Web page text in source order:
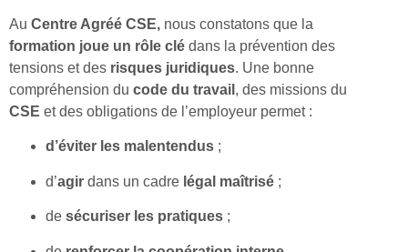
Au Centre Agréé CSE, nous constatons que la
formation joue un rôle clé dans la prévention des
tensions et des risques juridiques. Une bonne
compréhension du code du travail , des missions du
CSE et des obligations de l’employeur permet :
d’éviter les malentendus ;
d’agir dans un cadre légal maîtrisé ;
de sécuriser les pratiques ;